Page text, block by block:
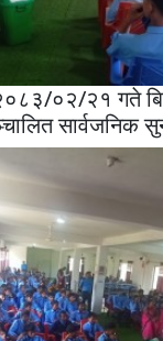
०२/२१ गते
सार्वजनिक